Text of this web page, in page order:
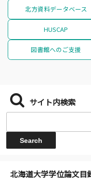
北方資料データベース
HUSCAP
図書館へのご支援
サイト内検索
北海道大学学位論文目